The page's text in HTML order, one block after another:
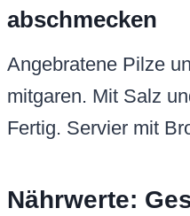
abschmecken
Angebratene Pilze
mitgaren. Mit Salz
Fertig. Servier mit
Nährwerte: